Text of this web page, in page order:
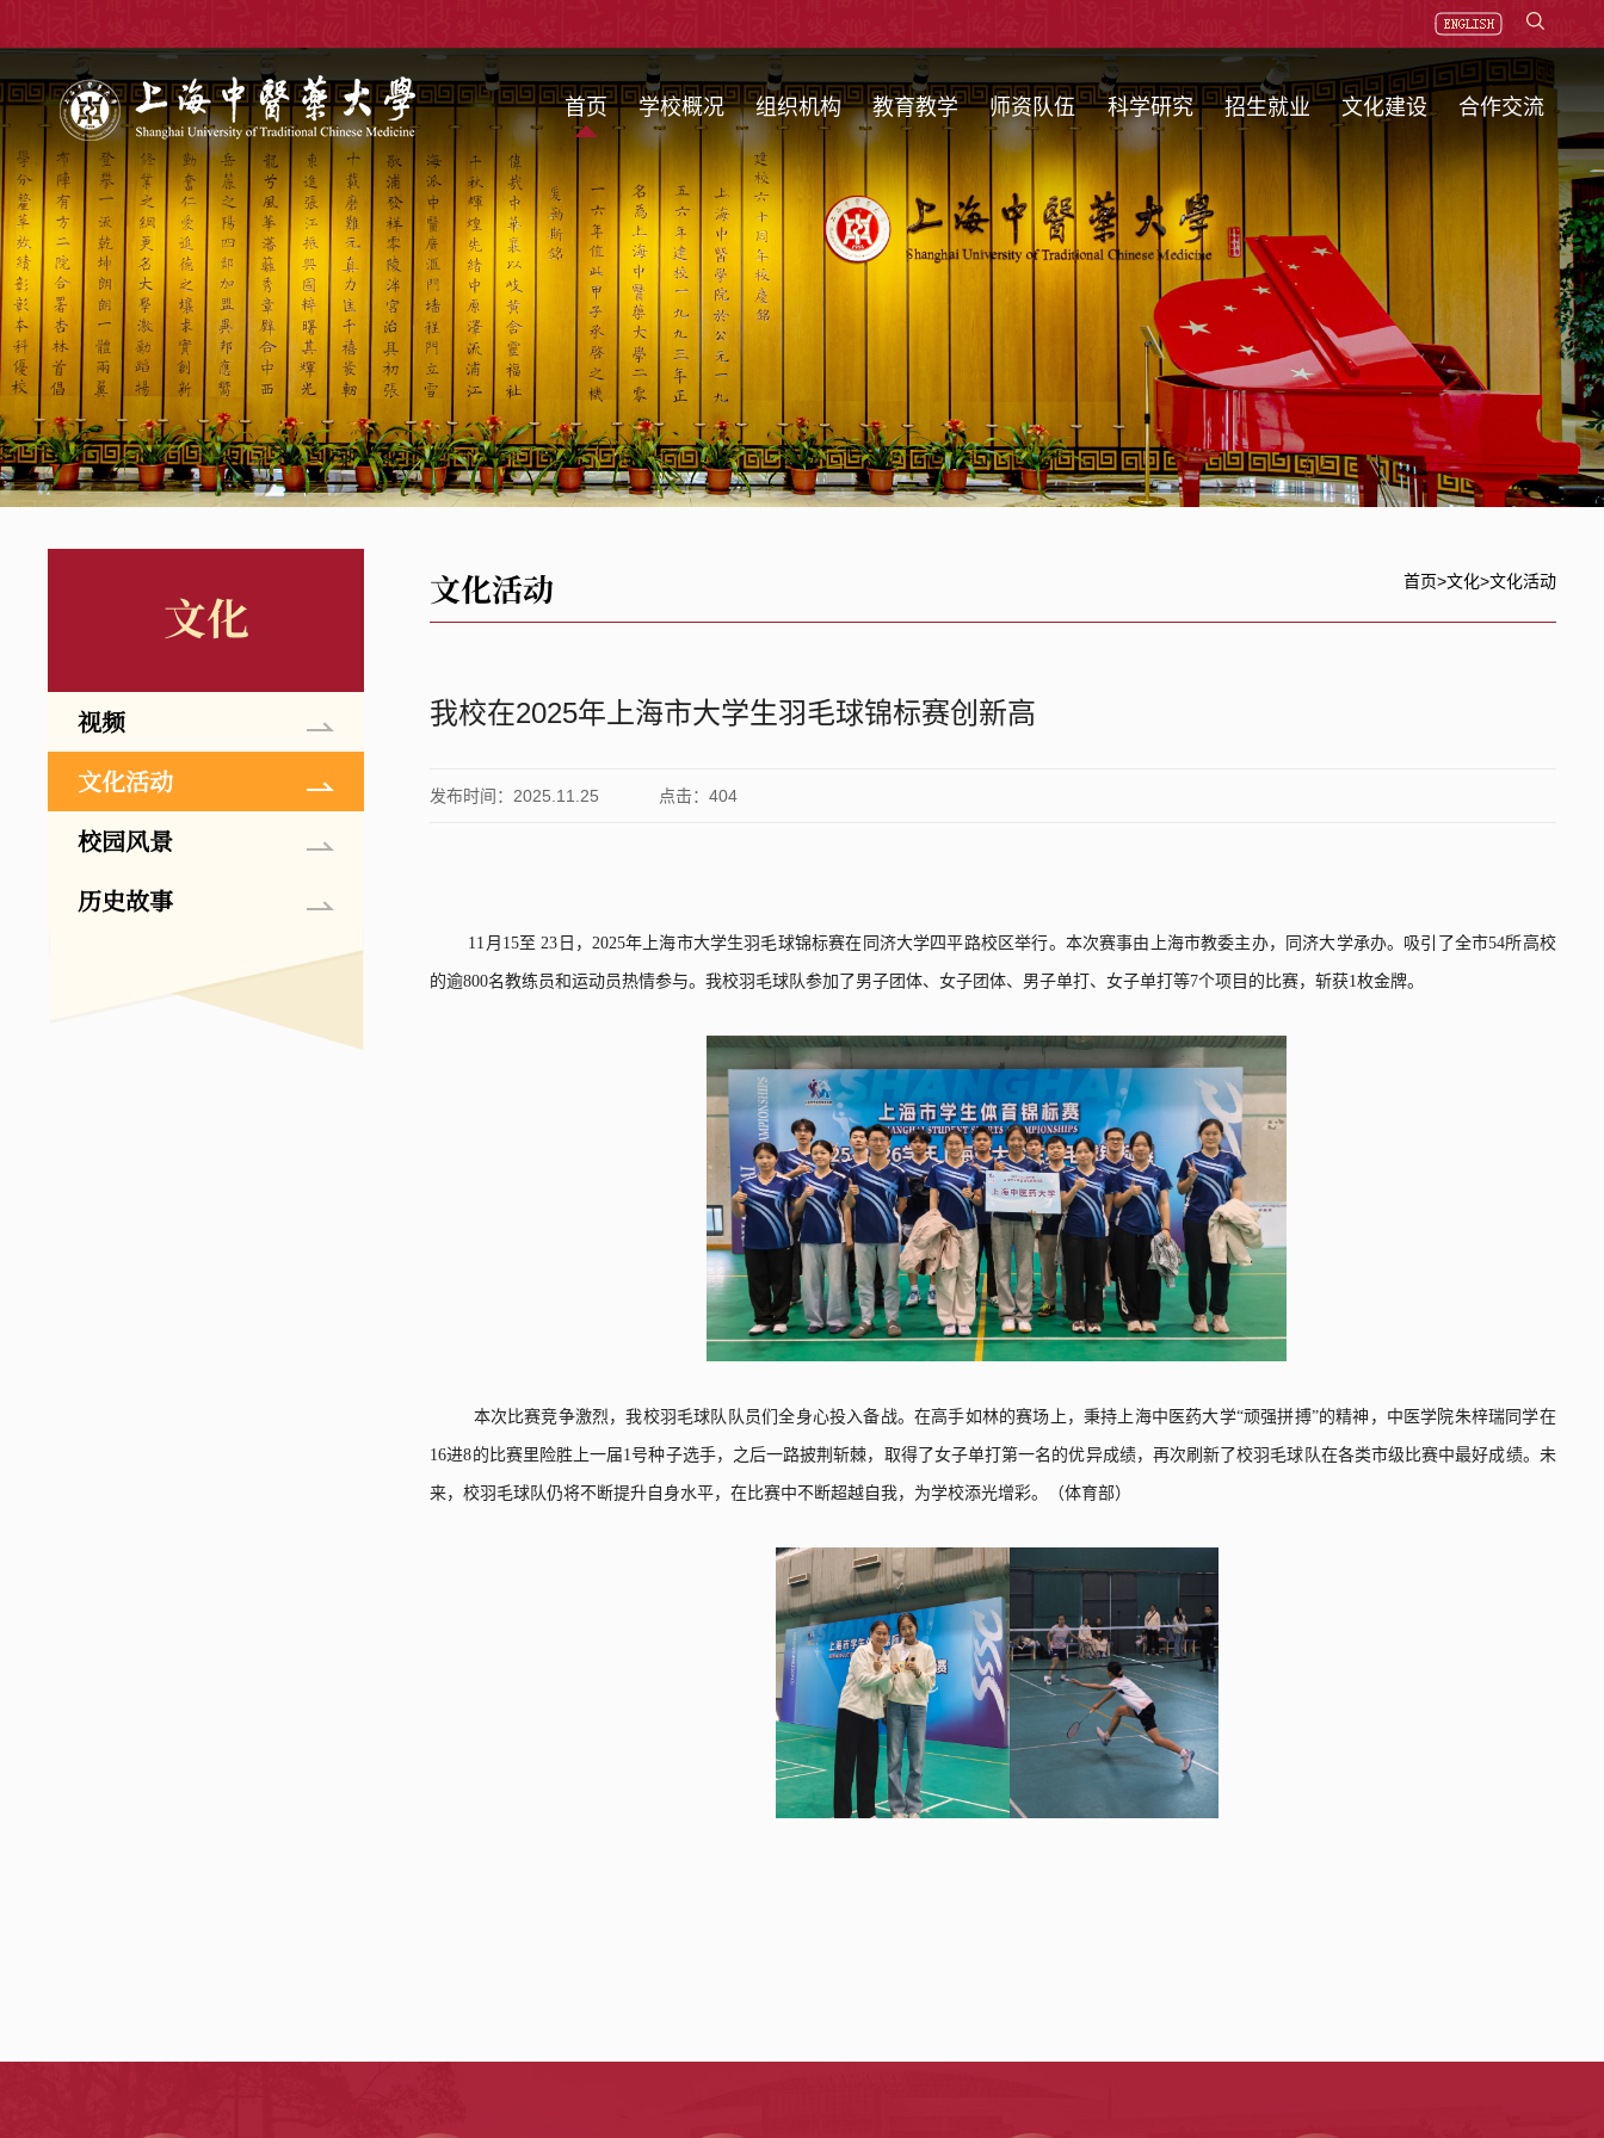
首页 学校概况 组织机构 教育教学 师资队伍 科学研究 招生就业 文化建设 合作交流
文化
视频
文化活动
校园风景
历史故事
文化活动 首页>文化>文化活动
我校在2025年上海市大学生羽毛球锦标赛创新高
发布时间：2025.11.25 点击：404
11 月 15至 23 日， 2025年上海市大学生羽毛球锦标赛在同济大学四平路校区举行。本次赛事由上海市教委主办，同济大学承办。吸引了全市54所高校
的逾800名教练员和运动员热情参与。我校羽毛球队参加了男子团体、女子团体、男子单打、女子单打等7个项目的比赛，斩获1枚金牌。
本次比赛竞争激烈，我校羽毛球队队员们全身心投入备战。在高手如林的赛场上，秉持上海中医药大学“顽强拼搏”的精神，中医学院朱梓瑞同学在
16进8的比赛里险胜上一届1号种子选手，之后一路披荆斩棘，取得了女子单打第一名的优异成绩，再次刷新了校羽毛球队在各类市级比赛中最好成绩。未
来，校羽毛球队仍将不断提升自身水平，在比赛中不断超越自我，为学校添光增彩。（体育部）